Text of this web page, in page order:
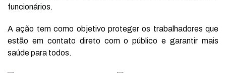
funcionários.
A ação tem como objetivo proteger os trabalhadores que
estão em contato direto com o público e garantir mais
saúde para todos.